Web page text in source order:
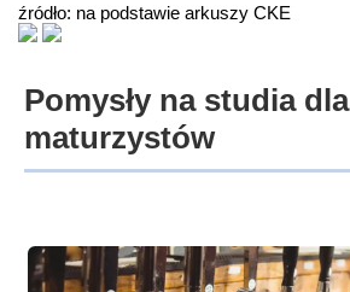
źródło: na podstawie arkuszy CKE
Pomysły na studia dla
maturzystów